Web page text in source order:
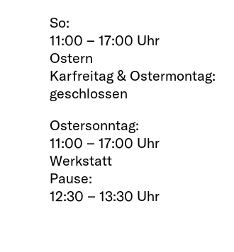
So:
11:00 – 17:00 Uhr
Ostern
Karfreitag & Ostermontag:
geschlossen
Ostersonntag:
11:00 – 17:00 Uhr
Werkstatt
Pause:
12:30 – 13:30 Uhr